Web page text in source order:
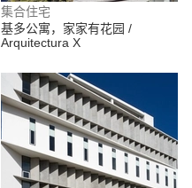
集合住宅
基多公寓，家家有花园 /
Arquitectura X